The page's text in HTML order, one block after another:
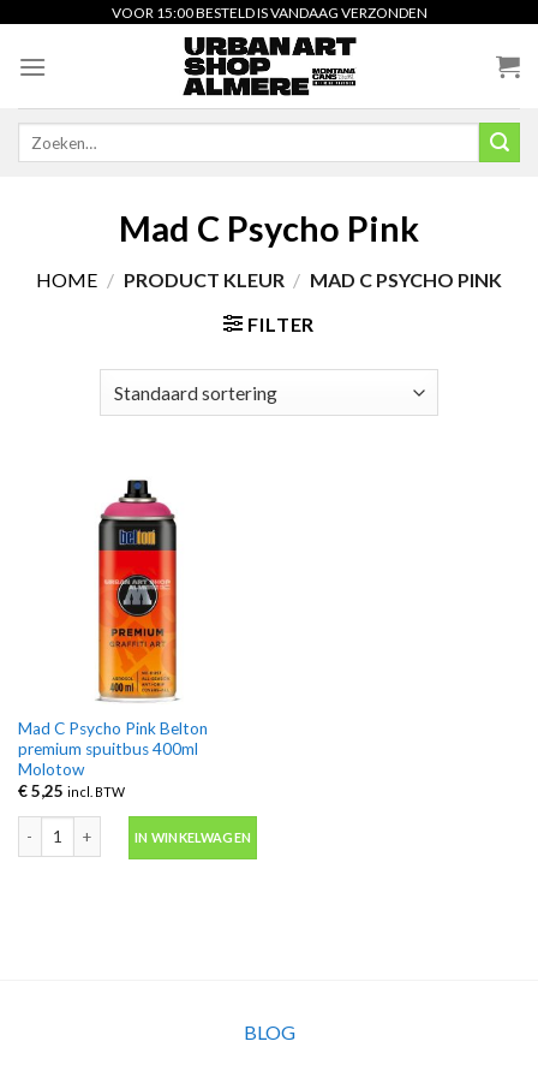
content
VOOR 15:00 BESTELD IS VANDAAG VERZONDEN
Mad C Psycho Pink
HOME / PRODUCT KLEUR / MAD C PSYCHO PINK
FILTER
Mad C Psycho Pink Belton
premium spuitbus 400ml
Molotow
€5,25 incl. BTW
Mad C Psycho Pink Belton premium spuitbus 400ml Molotow aantal
IN WINKELWAGEN
BLOG